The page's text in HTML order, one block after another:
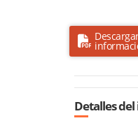
Detalles